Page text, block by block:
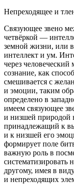
Непреходящее и
Связующее звено
четвёркой —
земной жизни, или
интеллект и ум.
через
сознание, как
смешивается с
и эмоции, таким
определено в
имеем связующее
и низшей природой
принадлежащий к
и к низшей его
формирует поле
важную роль в
другому, имея в
и непреходящих